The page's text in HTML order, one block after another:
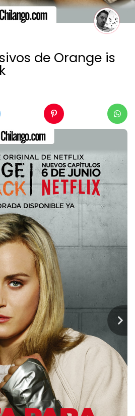
de Orange is